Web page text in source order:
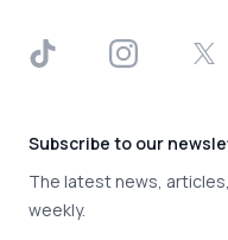
TikTok InstagramX
Subscribe to our
The latest news,
weekly.